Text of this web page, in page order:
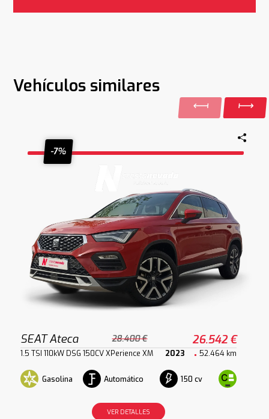
Vehículos similares
-7%
SEAT Ateca 28.400 € 26.542 €
1.5 TSI 110kW DSG 150CV XPerience XM 2023 52.464 km
Gasolina Automático 150 cv
VER DETALLES